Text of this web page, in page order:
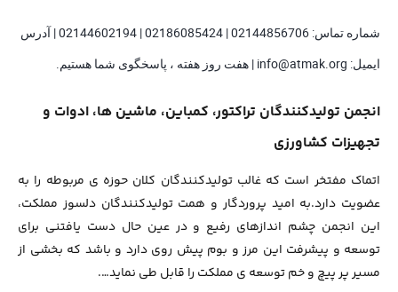
شماره تماس: 02144856706 | 02186085424 | 02144602194 | آدرس
ایمیل: info@atmak.org | هفت روز هفته ، پاسخگوی شما هستیم.
انجمن تولیدکنندگان تراکتور، کمباین، ماشین ها، ادوات و
تجهیزات کشاورزی
اتماک مفتخر است که غالب تولیدکنندگان کلان حوزه ی مربوطه را به
عضویت دارد.به امید پروردگار و همت تولیدکنندگان دلسوز مملکت،
این انجمن چشم اندازهای رفیع و در عین حال دست یافتنی برای
توسعه و پیشرفت این مرز و بوم پیش روی دارد و باشد که بخشی از
مسیر پر پیچ و خم توسعه ی مملکت را قابل طی نماید….